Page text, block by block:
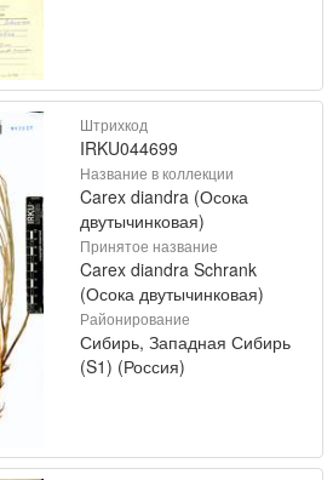
Штрихкод
IRKU044699
Название в коллекции
Carex diandra (Осока
двутычинковая)
Принятое название
Carex diandra Schrank
(Осока двутычинковая)
Районирование
Сибирь, Западная Сибирь
(S1) (Россия)